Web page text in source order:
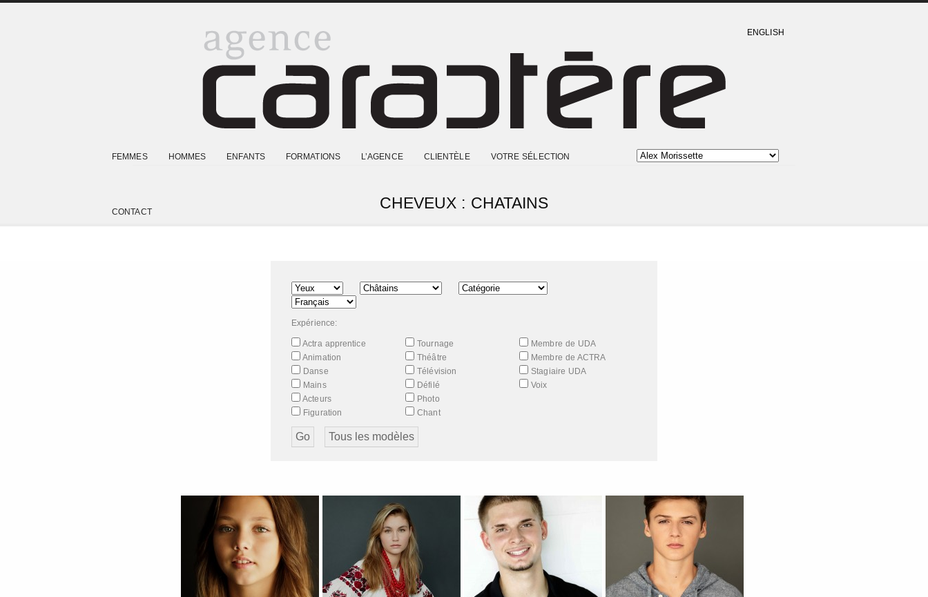
ENGLISH
FEMMES HOMMES ENFANTS FORMATIONS L’AGENCE CLIENTÈLE VOTRE SÉLECTION
CONTACT CHEVEUX : CHATAINS
Expérience:
Actra apprentice
Animation
Danse
Mains
Acteurs
Figuration
Tournage
Théâtre
Télévision
Défilé
Photo
Chant
Membre de UDA
Membre de ACTRA
Stagiaire UDA
Voix